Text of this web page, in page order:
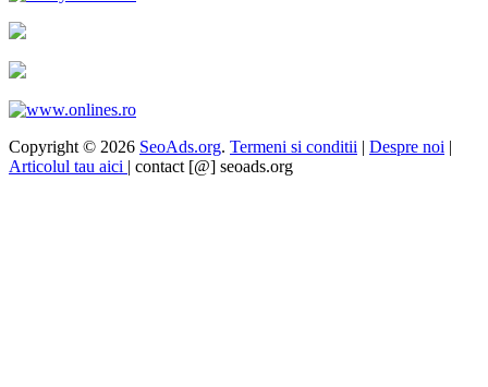
Copyright © 2026 SeoAds.org. Termeni si conditii | Despre noi |
Articolul tau aici | contact [@] seoads.org